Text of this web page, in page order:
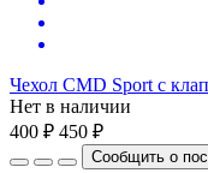
Чехол CMD Sport с
Нет в наличии
400 ₽ 450 ₽
Сообщить о